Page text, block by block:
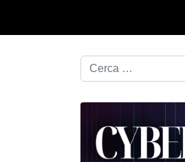
Cerca nel blog...